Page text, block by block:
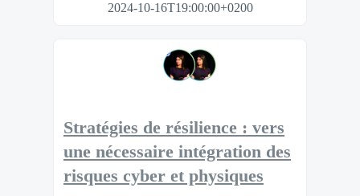
2024-10-16T19:00:00+0200
Stratégies de résilience : vers
une nécessaire intégration des
risques cyber et physiques